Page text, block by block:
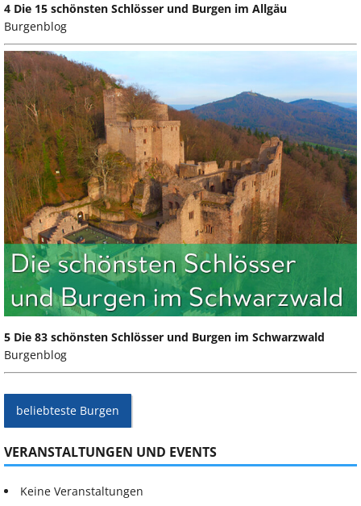
4 Die 15 schönsten Schlösser und Burgen im Allgäu
Burgenblog
5 Die 83 schönsten Schlösser und Burgen im Schwarzwald
Burgenblog
beliebteste Burgen
VERANSTALTUNGEN UND EVENTS
Keine Veranstaltungen